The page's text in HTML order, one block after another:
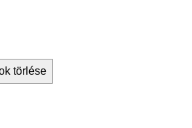
törlése